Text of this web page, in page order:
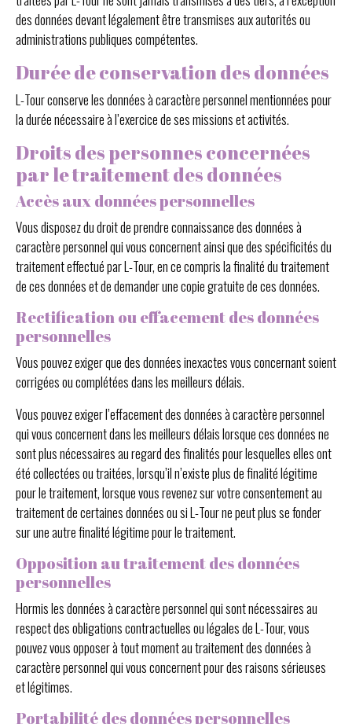
des données devant légalement être transmises aux autorités ou
administrations publiques compétentes.
Durée de conservation des données
L-Tour conserve les données à caractère personnel mentionnées pour
la durée nécessaire à l’exercice de ses missions et activités.
Droits des personnes concernées
par le traitement des données
Accès aux données personnelles
Vous disposez du droit de prendre connaissance des données à
caractère personnel qui vous concernent ainsi que des spécificités du
traitement effectué par L-Tour, en ce compris la finalité du traitement
de ces données et de demander une copie gratuite de ces données.
Rectification ou effacement des données
personnelles
Vous pouvez exiger que des données inexactes vous concernant soient
corrigées ou complétées dans les meilleurs délais.
Vous pouvez exiger l’effacement des données à caractère personnel
qui vous concernent dans les meilleurs délais lorsque ces données ne
sont plus nécessaires au regard des finalités pour lesquelles elles ont
été collectées ou traitées, lorsqu’il n’existe plus de finalité légitime
pour le traitement, lorsque vous revenez sur votre consentement au
traitement de certaines données ou si L-Tour ne peut plus se fonder
sur une autre finalité légitime pour le traitement.
Opposition au traitement des données
personnelles
Hormis les données à caractère personnel qui sont nécessaires au
respect des obligations contractuelles ou légales de L-Tour, vous
pouvez vous opposer à tout moment au traitement des données à
caractère personnel qui vous concernent pour des raisons sérieuses
et légitimes.
Portabilité des données personnelles